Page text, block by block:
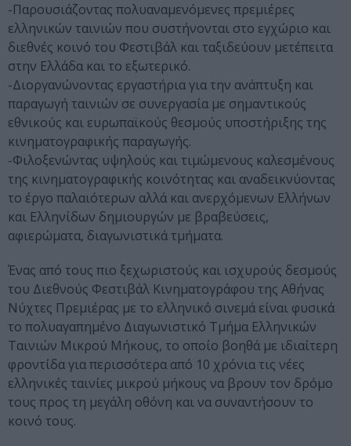
-Παρουσιάζοντας πολυαναμενόμενες πρεμιέρες
ελληνικών ταινιών που συστήνονται στο εγχώριο και
διεθνές κοινό του Φεστιβάλ και ταξιδεύουν μετέπειτα
στην Ελλάδα και το εξωτερικό.
-Διοργανώνοντας εργαστήρια για την ανάπτυξη και
παραγωγή ταινιών σε συνεργασία με σημαντικούς
εθνικούς και ευρωπαϊκούς θεσμούς υποστήριξης της
κινηματογραφικής παραγωγής.
-Φιλοξενώντας υψηλούς και τιμώμενους καλεσμένους
της κινηματογραφικής κοινότητας και αναδεικνύοντας
το έργο παλαιότερων αλλά και ανερχόμενων Ελλήνων
και Ελληνίδων δημιουργών με βραβεύσεις,
αφιερώματα, διαγωνιστικά τμήματα.
Ένας από τους πιο ξεχωριστούς και ισχυρούς δεσμούς
του Διεθνούς Φεστιβάλ Κινηματογράφου της Αθήνας
Νύχτες Πρεμιέρας με το ελληνικό σινεμά είναι φυσικά
το πολυαγαπημένο Διαγωνιστικό Τμήμα Ελληνικών
Ταινιών Μικρού Μήκους, το οποίο βοηθά με ιδιαίτερη
φροντίδα για περισσότερα από 10 χρόνια τις νέες
ελληνικές ταινίες μικρού μήκους να βρουν τον δρόμο
τους προς τη μεγάλη οθόνη και να συναντήσουν το
κοινό τους.